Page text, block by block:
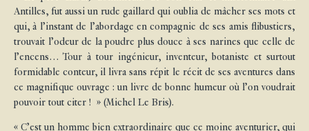
Antilles, fut aussi un rude gaillard qui oublia de mâcher ses mots et
qui, à l’instant de l’abordage en compagnie de ses amis flibustiers,
trouvait l’odeur de la poudre plus douce à ses narines que celle de
l’encens… Tour à tour ingénieur, inventeur, botaniste et surtout
formidable conteur, il livra sans répit le récit de ses aventures dans
ce magnifique ouvrage : un livre de bonne humeur où l’on voudrait
pouvoir tout citer ! » (Michel Le Bris).
« C’est un homme bien extraordinaire que ce moine aventurier, qui